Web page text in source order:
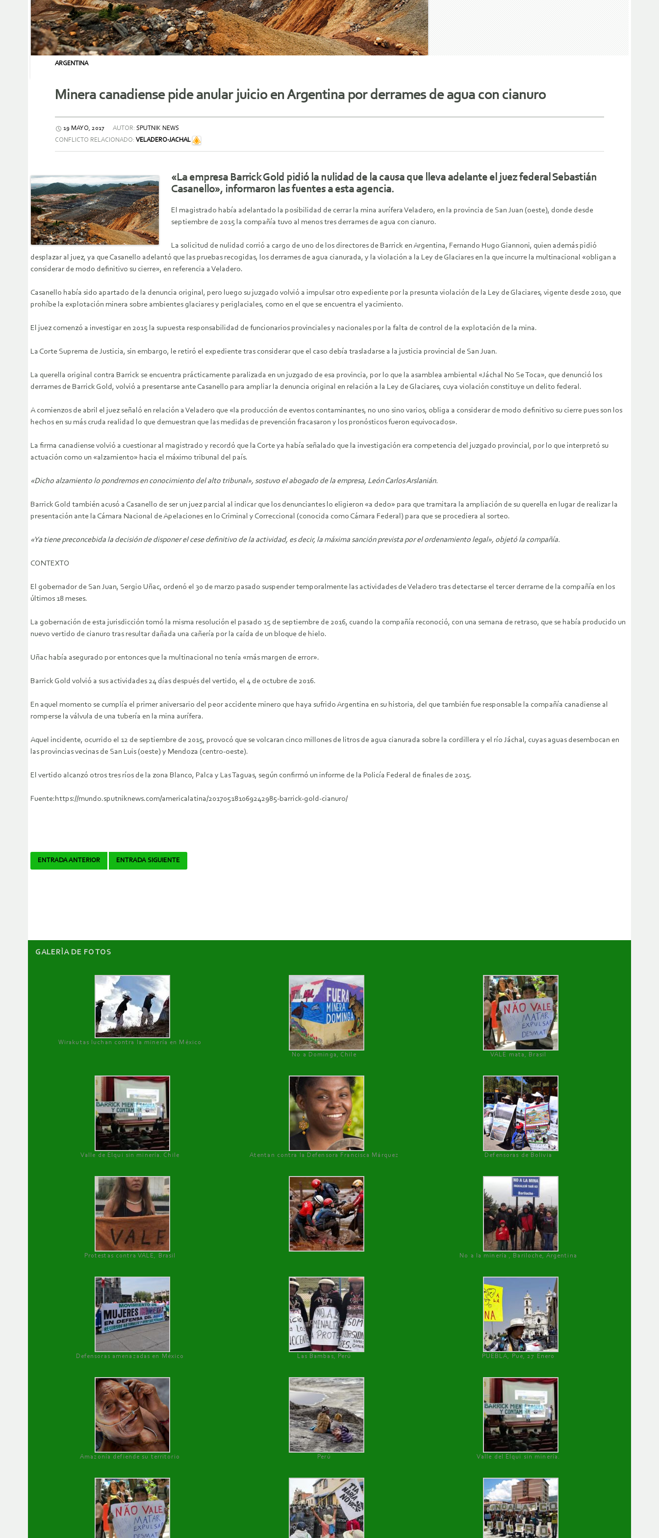
ARGENTINA
Minera canadiense pide anular juicio en Argentina por derrames de agua con cianuro
19 MAYO, 2017 AUTOR: SPUTNIK NEWS
CONFLICTO RELACIONADO: VELADERO-JACHAL
«La empresa Barrick Gold pidió la nulidad de la causa que lleva adelante el juez federal Sebastián
Casanello», informaron las fuentes a esta agencia.
El magistrado había adelantado la posibilidad de cerrar la mina aurífera Veladero, en la provincia de San Juan (oeste), donde desde
septiembre de 2015 la compañía tuvo al menos tres derrames de agua con cianuro.
La solicitud de nulidad corrió a cargo de uno de los directores de Barrick en Argentina, Fernando Hugo Giannoni, quien además pidió
desplazar al juez, ya que Casanello adelantó que las pruebas recogidas, los derrames de agua cianurada, y la violación a la Ley de Glaciares en la que incurre la multinacional «obligan a
considerar de modo definitivo su cierre», en referencia a Veladero.
Casanello había sido apartado de la denuncia original, pero luego su juzgado volvió a impulsar otro expediente por la presunta violación de la Ley de Glaciares, vigente desde 2010, que
prohíbe la explotación minera sobre ambientes glaciares y periglaciales, como en el que se encuentra el yacimiento.
El juez comenzó a investigar en 2015 la supuesta responsabilidad de funcionarios provinciales y nacionales por la falta de control de la explotación de la mina.
La Corte Suprema de Justicia, sin embargo, le retiró el expediente tras considerar que el caso debía trasladarse a la justicia provincial de San Juan.
La querella original contra Barrick se encuentra prácticamente paralizada en un juzgado de esa provincia, por lo que la asamblea ambiental «Jáchal No Se Toca», que denunció los
derrames de Barrick Gold, volvió a presentarse ante Casanello para ampliar la denuncia original en relación a la Ley de Glaciares, cuya violación constituye un delito federal.
A comienzos de abril el juez señaló en relación a Veladero que «la producción de eventos contaminantes, no uno sino varios, obliga a considerar de modo definitivo su cierre pues son los
hechos en su más cruda realidad lo que demuestran que las medidas de prevención fracasaron y los pronósticos fueron equivocados».
La firma canadiense volvió a cuestionar al magistrado y recordó que la Corte ya había señalado que la investigación era competencia del juzgado provincial, por lo que interpretó su
actuación como un «alzamiento» hacia el máximo tribunal del país.
«Dicho alzamiento lo pondremos en conocimiento del alto tribunal», sostuvo el abogado de la empresa, León Carlos Arslanián.
Barrick Gold también acusó a Casanello de ser un juez parcial al indicar que los denunciantes lo eligieron «a dedo» para que tramitara la ampliación de su querella en lugar de realizar la
presentación ante la Cámara Nacional de Apelaciones en lo Criminal y Correccional (conocida como Cámara Federal) para que se procediera al sorteo.
«Ya tiene preconcebida la decisión de disponer el cese definitivo de la actividad, es decir, la máxima sanción prevista por el ordenamiento legal», objetó la compañía.
CONTEXTO
El gobernador de San Juan, Sergio Uñac, ordenó el 30 de marzo pasado suspender temporalmente las actividades de Veladero tras detectarse el tercer derrame de la compañía en los
últimos 18 meses.
La gobernación de esta jurisdicción tomó la misma resolución el pasado 15 de septiembre de 2016, cuando la compañía reconoció, con una semana de retraso, que se había producido un
nuevo vertido de cianuro tras resultar dañada una cañería por la caída de un bloque de hielo.
Uñac había asegurado por entonces que la multinacional no tenía «más margen de error».
Barrick Gold volvió a sus actividades 24 días después del vertido, el 4 de octubre de 2016.
En aquel momento se cumplía el primer aniversario del peor accidente minero que haya sufrido Argentina en su historia, del que también fue responsable la compañía canadiense al
romperse la válvula de una tubería en la mina aurífera.
Aquel incidente, ocurrido el 12 de septiembre de 2015, provocó que se volcaran cinco millones de litros de agua cianurada sobre la cordillera y el río Jáchal, cuyas aguas desembocan en
las provincias vecinas de San Luis (oeste) y Mendoza (centro-oeste).
El vertido alcanzó otros tres ríos de la zona Blanco, Palca y Las Taguas, según confirmó un informe de la Policía Federal de finales de 2015.
Fuente:https://mundo.sputniknews.com/americalatina/201705181069242985-barrick-gold-cianuro/
Navegador
ENTRADA ANTERIOR ENTRADA SIGUIENTE
GALERÌA DE FOTOS
Wirakutas luchan contra la minería en México
No a Dominga, Chile
VALE mata, Brasil
Valle de Elqui sin minería. Chile Atentan contra la Defensora Francisca Márquez Defensoras de Bolivia
Protestas contra VALE, Brasil No a la minería , Bariloche, Argentina
Defensoras amenazadas en México Las Bambas, Perú PUEBLA, Pue, 27 Enero
Amazonía defiende su territorio Perú Valle del Elqui sin minería.